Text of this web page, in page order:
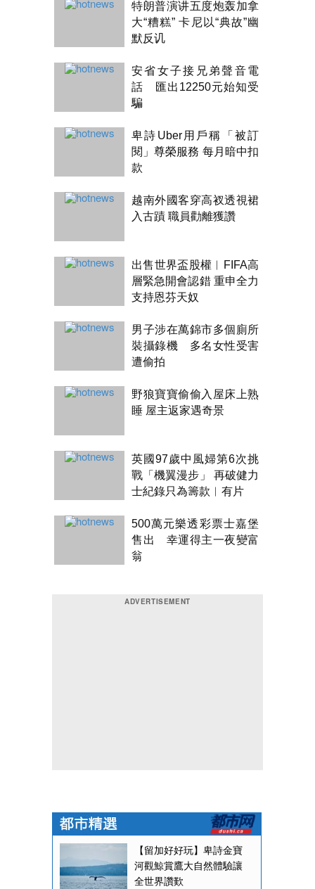
特朗普演讲五度炮轰加拿
大“糟糕” 卡尼以“典故”幽
默反讥
安省女子接兄弟聲音電
話 匯出12250元始知受
騙
卑詩Uber用戶稱「被訂
閱」尊榮服務 每月暗中扣
款
越南外國客穿高衩透視裙
入古蹟 職員勸離獲讚
出售世界盃股權︱FIFA高
層緊急開會認錯 重申全力
支持恩芬天奴
男子涉在萬錦市多個廁所
裝攝錄機 多名女性受害
遭偷拍
野狼寶寶偷偷入屋床上熟
睡 屋主返家遇奇景
英國97歲中風婦第6次挑
戰「機翼漫步」 再破健力
士紀錄只為籌款︱有片
500萬元樂透彩票士嘉堡
售出 幸運得主一夜變富
翁